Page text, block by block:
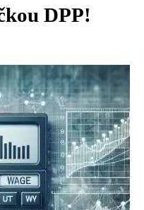
DPP!